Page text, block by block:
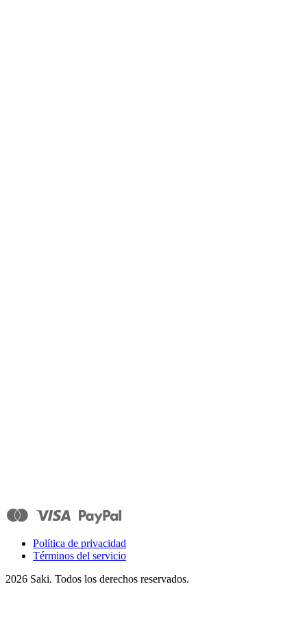
Política de privacidad
Términos del servicio
2026 Saki. Todos los derechos reservados.